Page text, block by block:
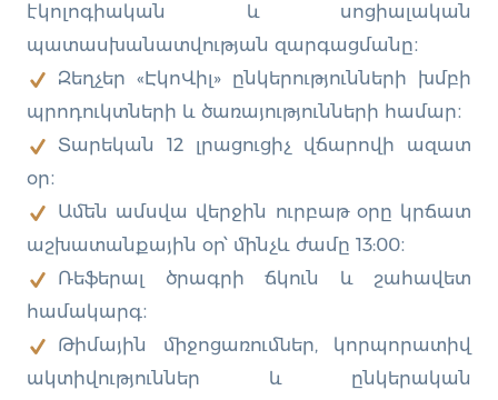
էկոլոգիական և սոցիալական
պատասխանատվության զարգացմանը։
Զեղչեր «ԷկոՎիլ» ընկերությունների խմբի
պրոդուկտների և ծառայությունների համար։
Տարեկան 12 լրացուցիչ վճարովի ազատ
օր։
Ամեն ամսվա վերջին ուրբաթ օրը կրճատ
աշխատանքային օր՝ մինչև ժամը 13:00։
Ռեֆերալ ծրագրի ճկուն և շահավետ
համակարգ։
Թիմային միջոցառումներ, կորպորատիվ
ակտիվություններ և ընկերական